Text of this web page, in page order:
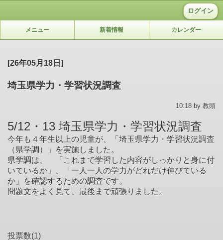
ログイン
メニュー 新着情報 カレンダー
[26年05月18日]
埼玉県学力・学習状況調査
10:18 by 教頭
5/12・13 埼玉県学力・学習状況調査
今年も４年生以上の児童が、「埼玉県学力・学習状況調査
（県学調）」を実施しました。
県学調は、 「これまで学習した内容がしっかりと身に付
いているか」、「一人一人の学力がどれだけ伸びている
か」を確認するための調査です。
問題文をよく見て、最後まで頑張りました。
投票数(1)